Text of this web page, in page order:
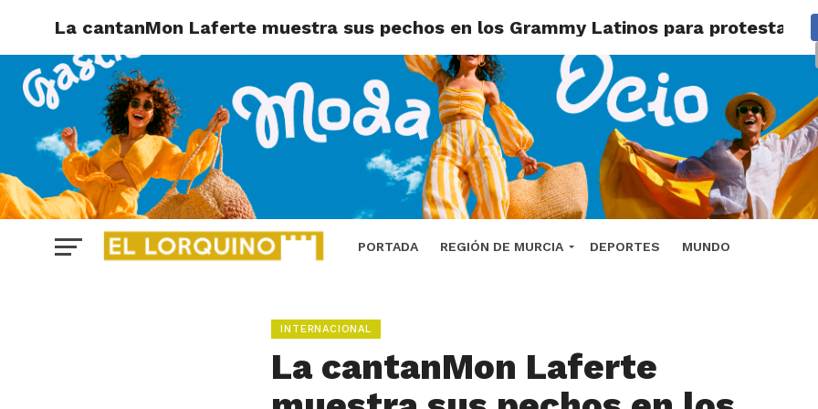
PORTADA REGIÓN DE MURCIA DEPORTES MUNDO
La cantanMon Laferte muestra sus pechos en los Grammy Latinos para protestar
INTERNACIONAL
La cantanMon Laferte